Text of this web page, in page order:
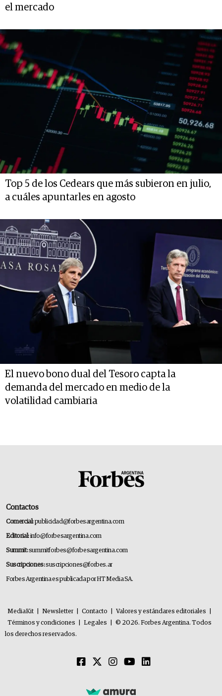
el mercado
Top 5 de los Cedears que más subieron en julio,
a cuáles apuntarles en agosto
El nuevo bono dual del Tesoro capta la
demanda del mercado en medio de la
volatilidad cambiaria
Contactos
Comercial:publicidad@forbesargentina.com
Editorial:info@forbesargentina.com
Summit:summitforbes@forbesargentina.com
Suscripciones:suscripciones@forbes.ar
Forbes Argentina es publicada por HT Media SA.
MediaKit Newsletter Contacto Valores y estándares editoriales
Términos y condiciones
Legales
© 2026. Forbes Argentina. Todos
los derechos reservados.